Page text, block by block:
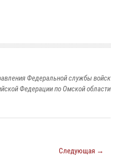
Федеральной службы войск
Федерации по Омской области
Следующая →